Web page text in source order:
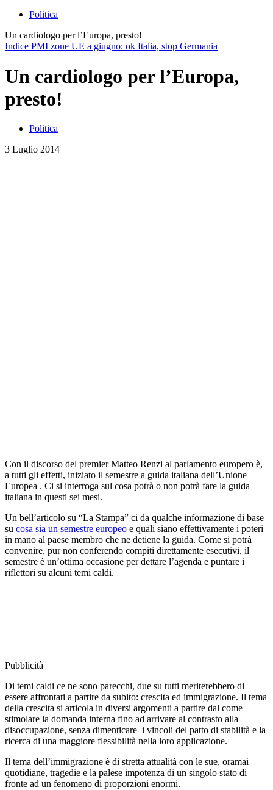
Politica
Un cardiologo per l’Europa, presto!
Indice PMI zone UE a giugno: ok Italia, stop Germania
Un cardiologo per l’Europa,
presto!
Politica
3 Luglio 2014
Con il discorso del premier Matteo Renzi al parlamento europero è,
a tutti gli effetti, iniziato il semestre a guida italiana dell’Unione
Europea . Ci si interroga sul cosa potrà o non potrà fare la guida
italiana in questi sei mesi.
Un bell’articolo su “La Stampa” ci da qualche informazione di base
su cosa sia un semestre europeo e quali siano effettivamente i poteri
in mano al paese membro che ne detiene la guida. Come si potrà
convenire, pur non conferendo compiti direttamente esecutivi, il
semestre è un’ottima occasione per dettare l’agenda e puntare i
riflettori su alcuni temi caldi.
Pubblicità
Di temi caldi ce ne sono parecchi, due su tutti meriterebbero di
essere affrontati a partire da subito: crescita ed immigrazione. Il tema
della crescita si articola in diversi argomenti a partire dal come
stimolare la domanda interna fino ad arrivare al contrasto alla
disoccupazione, senza dimenticare i vincoli del patto di stabilità e la
ricerca di una maggiore flessibilità nella loro applicazione.
Il tema dell’immigrazione è di stretta attualità con le sue, oramai
quotidiane, tragedie e la palese impotenza di un singolo stato di
fronte ad un fenomeno di proporzioni enormi.